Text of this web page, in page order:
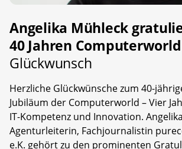
Angelika Mühleck
40 Jahren Computerworld
Glückwunsch
Herzliche Glückwünsche zum 40-
Jubiläum der Computerworld – Vier
IT-Kompetenz und Innovation.
Agenturleiterin, Fachjournalistin
e.K. gehört zu den prominenten